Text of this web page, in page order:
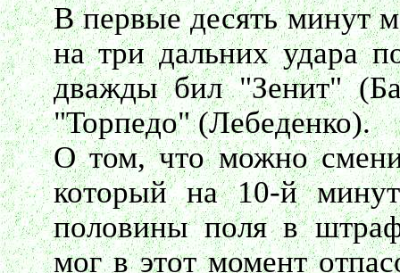
В первые десять минут
на три дальних удара
дважды бил "Зенит"
"Торпедо" (Лебеденко).
О том, что можно
который на 10-й
половины поля в
мог в этот момент